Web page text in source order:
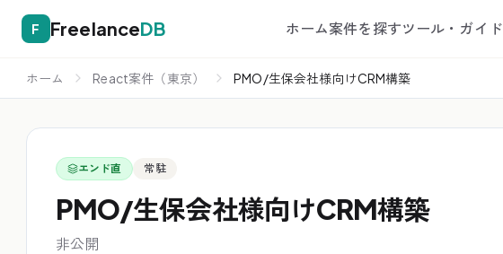
F FreelanceDB ホーム案件を探すツール・ガイド
ホーム React案件（東京） PMO/生保会社様向けCRM構築
エンド直 常駐
PMO/生保会社様向けCRM構築
非公開